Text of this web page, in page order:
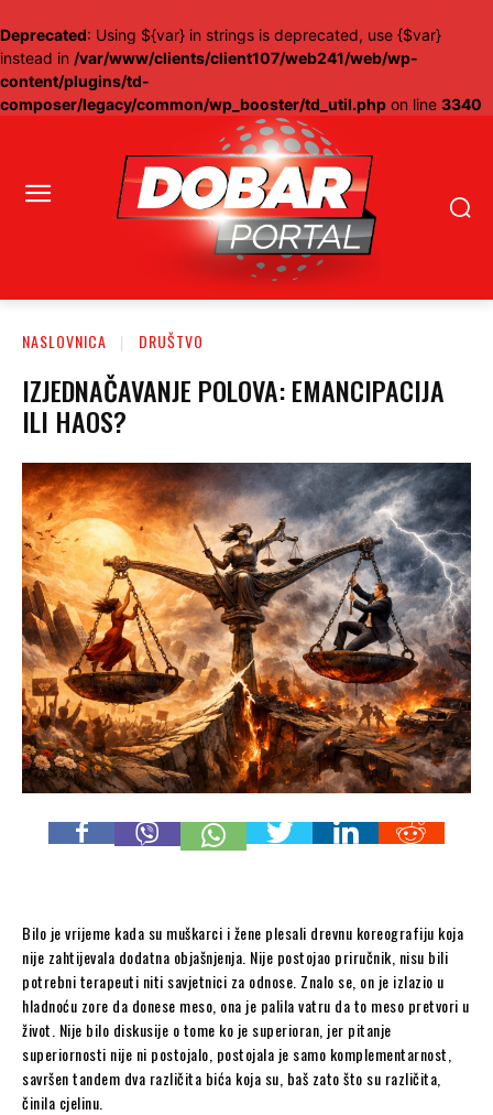
Deprecated: Using ${var} in strings is deprecated, use {$var}
instead in /var/www/clients/client107/web241/web/wp-
content/plugins/td-
composer/legacy/common/wp_booster/td_util.php on line 3340
NASLOVNICA DRUŠTVO
IZJEDNAČAVANJE POLOVA: EMANCIPACIJA
ILI HAOS?
Bilo je vrijeme kada su muškarci i žene plesali drevnu koreografiju koja
nije zahtijevala dodatna objašnjenja. Nije postojao priručnik, nisu bili
potrebni terapeuti niti savjetnici za odnose. Znalo se, on je izlazio u
hladnoću zore da donese meso, ona je palila vatru da to meso pretvori u
život. Nije bilo diskusije o tome ko je superioran, jer pitanje
superiornosti nije ni postojalo, postojala je samo komplementarnost,
savršen tandem dva različita bića koja su, baš zato što su različita,
činila cjelinu.